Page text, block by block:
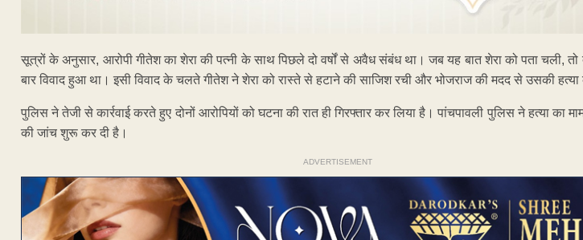
सूत्रों के अनुसार, आरोपी गीतेश का शेरा की पत्नी के साथ पिछले दो वर्षों से अवैध संबंध था। जब यह बात शेरा को पता चली, तो
बार विवाद हुआ था। इसी विवाद के चलते गीतेश ने शेरा को रास्ते से हटाने की साजिश रची और भोजराज की मदद से उसकी हत्या
पुलिस ने तेजी से कार्रवाई करते हुए दोनों आरोपियों को घटना की रात ही गिरफ्तार कर लिया है। पांचपावली पुलिस ने हत्या का
की जांच शुरू कर दी है।
ADVERTISEMENT